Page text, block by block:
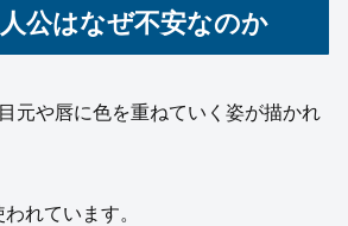
公はなぜ不安なのか
元や唇に色を重ねていく姿が描かれ
れています。